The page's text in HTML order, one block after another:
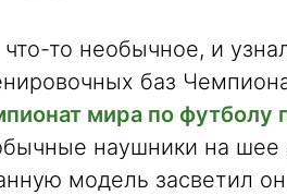
что-то необычное, и
баз
мира по футболу
наушники на
модель засветил